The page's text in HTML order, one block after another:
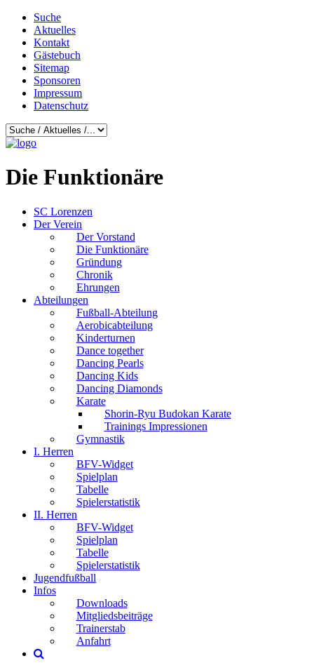
Suche
Aktuelles
Kontakt
Gästebuch
Sitemap
Sponsoren
Impressum
Datenschutz
Die Funktionäre
SC Lorenzen
Der Verein
Der Vorstand
Die Funktionäre
Gründung
Chronik
Ehrungen
Abteilungen
Fußball-Abteilung
Aerobicabteilung
Kinderturnen
Dance together
Dancing Pearls
Dancing Kids
Dancing Diamonds
Karate
Shorin-Ryu Budokan Karate
Trainings Impressionen
Gymnastik
I. Herren
BFV-Widget
Spielplan
Tabelle
Spielerstatistik
II. Herren
BFV-Widget
Spielplan
Tabelle
Spielerstatistik
Jugendfußball
Infos
Downloads
Mitgliedsbeiträge
Trainerstab
Anfahrt